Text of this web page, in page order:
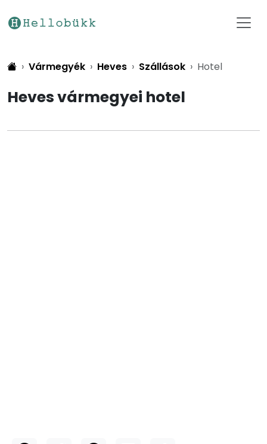
Vármegyék Heves Szállások Hotel
Heves vármegyei hotel